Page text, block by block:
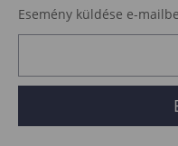
Esemény küldése e-